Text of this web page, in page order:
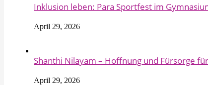
Inklusion leben: Para Sportfest im
April 29, 2026
Shanthi Nilayam – Hoffnung und Fürsorge
April 29, 2026